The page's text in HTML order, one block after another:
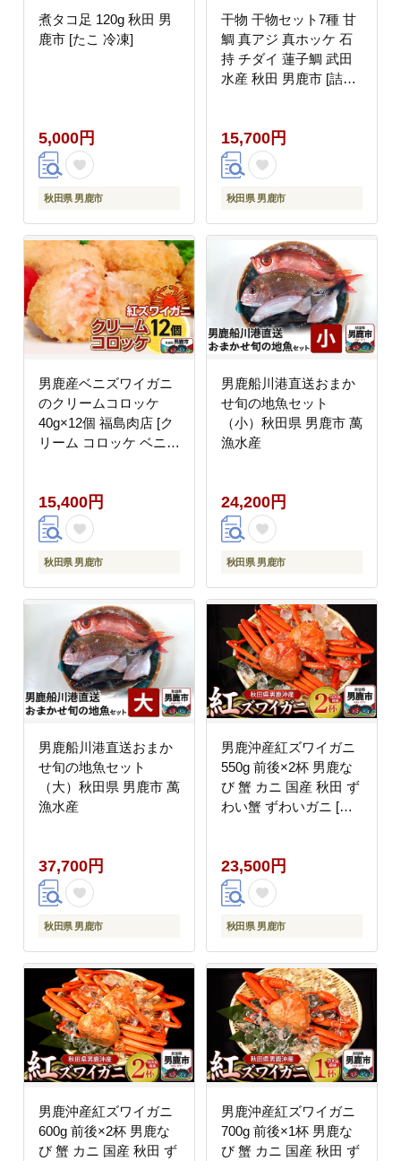
煮タコ足 120g 秋田 男
鹿市 [たこ 冷凍]
5,000円
秋田県 男鹿市
干物 干物セット7種 甘
鯛 真アジ 真ホッケ 石
持 チダイ 蓮子鯛 武田
水産 秋田 男鹿市 [詰め
チダイ 蓮子鯛]
15,700円
秋田県 男鹿市
男鹿産ベニズワイガニ
のクリームコロッケ
40g×12個 福島肉店 [ク
リーム コロッケ ベニズ
に 男鹿産 福島肉店 新
鮮 濃厚 お惣菜 食卓 お
弁当 冷凍]
15,400円
秋田県 男鹿市
男鹿船川港直送おまか
せ旬の地魚セット
（小）秋田県 男鹿市 萬
漁水産
24,200円
秋田県 男鹿市
男鹿船川港直送おまか
せ旬の地魚セット
（大）秋田県 男鹿市 萬
漁水産
37,700円
秋田県 男鹿市
男鹿沖産紅ズワイガニ
550g 前後×2杯 男鹿な
び 蟹 カニ 国産 秋田 ず
わい蟹 ずわいガニ [新
23,500円
秋田県 男鹿市
男鹿沖産紅ズワイガニ
600g 前後×2杯 男鹿な
び 蟹 カニ 国産 秋田 ず
男鹿沖産紅ズワイガニ
700g 前後×1杯 男鹿な
び 蟹 カニ 国産 秋田 ず